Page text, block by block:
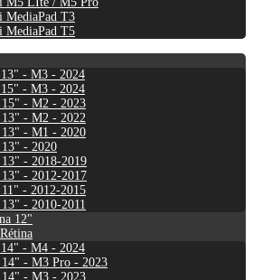
MediaPad T3
MediaPad T5
- M3 - 2024
- M3 - 2024
- M2 - 2023
- M2 - 2022
- M1 - 2020
- 2020
- 2018-2019
- 2012-2017
- 2012-2015
- 2010-2011
12"
- M4 - 2024
- M3 Pro - 2023
- M3 - 2023